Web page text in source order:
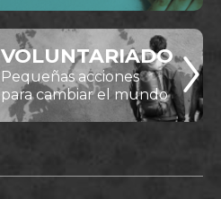
VOLUNTARIADO
Pequeñas acciones
para cambiar el mundo